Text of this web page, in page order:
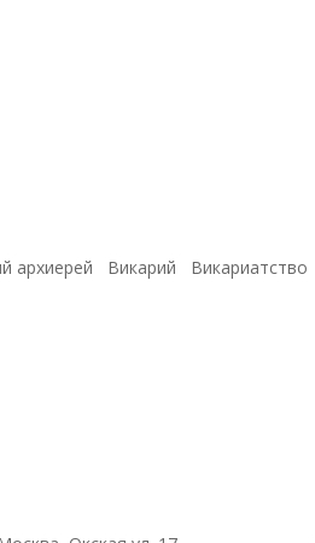
архиерей Викарий Викариатство